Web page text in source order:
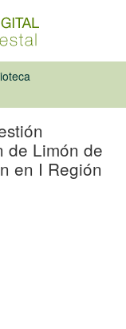
de Limón de
en I Región